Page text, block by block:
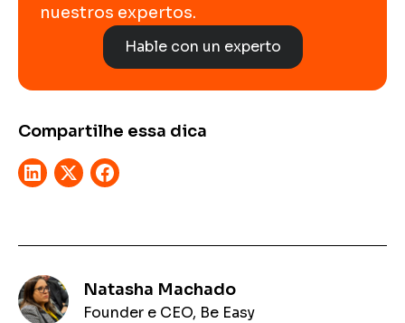
nuestros expertos.
Hable con un experto
Compartilhe essa dica
Natasha Machado
Founder e CEO, Be Easy